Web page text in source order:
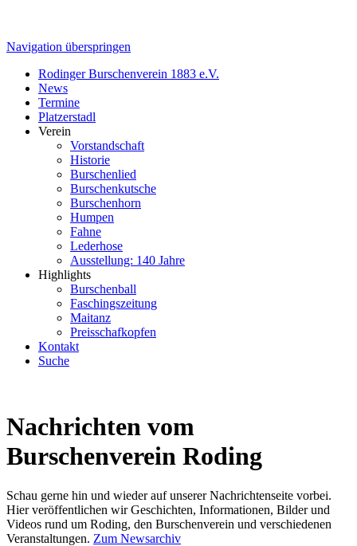
Navigation überspringen
Rodinger Burschenverein 1883 e.V.
News
Termine
Platzerstadl
Verein
Vorstandschaft
Historie
Burschenlied
Burschenkutsche
Burschenhorn
Humpen
Fahne
Lederhose
Ausstellung: 140 Jahre
Highlights
Burschenball
Faschingszeitung
Maitanz
Preisschafkopfen
Kontakt
Suche
Nachrichten vom
Burschenverein Roding
Schau gerne hin und wieder auf unserer Nachrichtenseite vorbei.
Hier veröffentlichen wir Geschichten, Informationen, Bilder und
Videos rund um Roding, den Burschenverein und verschiedenen
Veranstaltungen. Zum Newsarchiv